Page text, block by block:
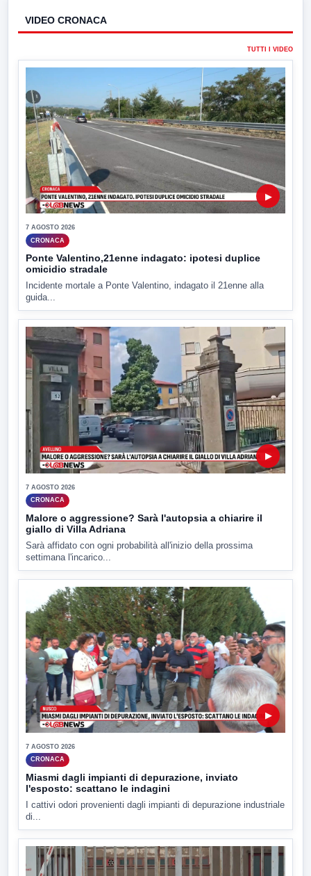
VIDEO CRONACA
TUTTI I VIDEO
▶
7 AGOSTO 2026
CRONACA
Ponte Valentino,21enne indagato: ipotesi duplice
omicidio stradale
Incidente mortale a Ponte Valentino, indagato il 21enne alla
guida...
▶
7 AGOSTO 2026
CRONACA
Malore o aggressione? Sarà l'autopsia a chiarire il
giallo di Villa Adriana
Sarà affidato con ogni probabilità all'inizio della prossima
settimana l'incarico...
▶
7 AGOSTO 2026
CRONACA
Miasmi dagli impianti di depurazione, inviato
l'esposto: scattano le indagini
I cattivi odori provenienti dagli impianti di depurazione industriale
di...